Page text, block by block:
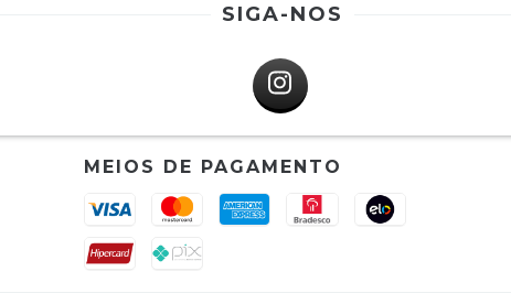
SIGA-NOS
MEIOS DE PAGAMENTO